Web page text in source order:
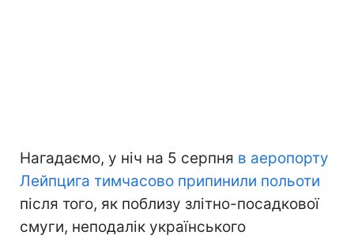
Нагадаємо, у ніч на 5 серпня в аеропорту
Лейпцига тимчасово припинили польоти
після того, як поблизу злітно-посадкової
смуги, неподалік українського